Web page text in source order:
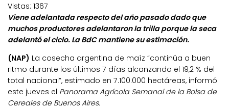
Vistas: 1367
Viene adelantada respecto del año pasado dado que
muchos productores adelantaron la trilla porque la seca
adelantó el ciclo. La BdC mantiene su estimación.
(NAP) La cosecha argentina de maíz “continúa a buen
ritmo durante los últimos 7 días alcanzando el 19,2 % del
total nacional”, estimado en 7.100.000 hectáreas, informó
este jueves el Panorama Agrícola Semanal de la Bolsa de
Cereales de Buenos Aires.